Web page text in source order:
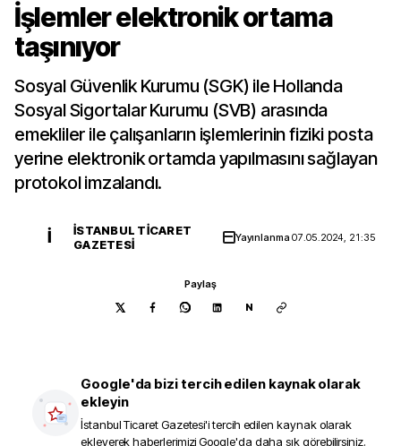
İşlemler elektronik ortama
taşınıyor
Sosyal Güvenlik Kurumu (SGK) ile Hollanda
Sosyal Sigortalar Kurumu (SVB) arasında
emekliler ile çalışanların işlemlerinin fiziki posta
yerine elektronik ortamda yapılmasını sağlayan
protokol imzalandı.
İ
İSTANBUL TICARET
GAZETESI
Yayınlanma07.05.2024, 21:35
Paylaş
N
Google'da bizi tercih edilen kaynak olarak
ekleyin
İstanbul Ticaret Gazetesi'i tercih edilen kaynak olarak
ekleyerek haberlerimizi Google'da daha sık görebilirsiniz.